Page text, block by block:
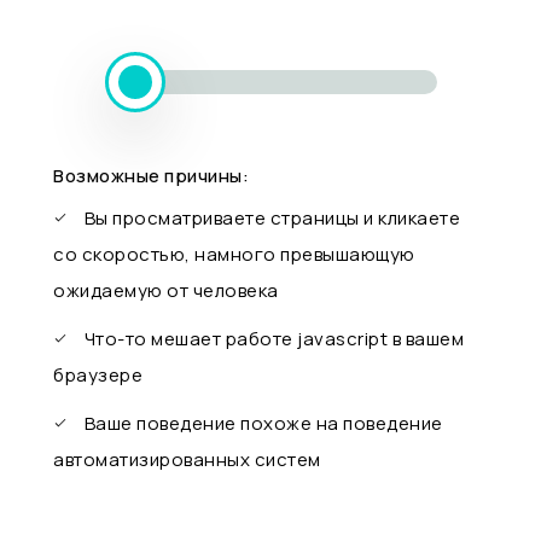
Возможные причины:
Вы просматриваете страницы и кликаете
со скоростью, намного превышающую
ожидаемую от человека
Что-то мешает работе javascript в вашем
браузере
Ваше поведение похоже на поведение
автоматизированных систем